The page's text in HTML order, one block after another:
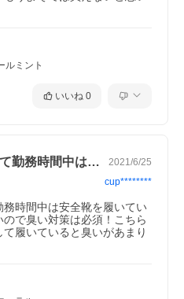
ルミント
いいね 0
工場勤務の為仕事着として勤務時間中は安… 2021/6/25
cup********
時間中は安全靴を履いてい
で臭い対策は必須！こちら
履いていると臭いがあまり